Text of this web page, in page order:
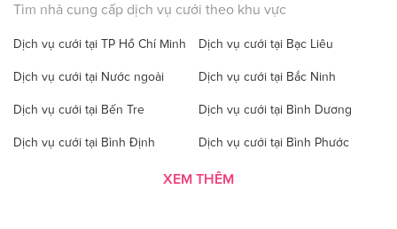
Tìm nhà cung cấp dịch vụ cưới theo khu vực
Dịch vụ cưới tại TP Hồ Chí Minh Dịch vụ cưới tại Bạc Liêu
Dịch vụ cưới tại Nước ngoài Dịch vụ cưới tại Bắc Ninh
Dịch vụ cưới tại Bến Tre Dịch vụ cưới tại Bình Dương
Dịch vụ cưới tại Bình Định Dịch vụ cưới tại Bình Phước
Dịch vụ cưới tại Bình Thuận Dịch vụ cưới tại Cà Mau
XEM THÊM